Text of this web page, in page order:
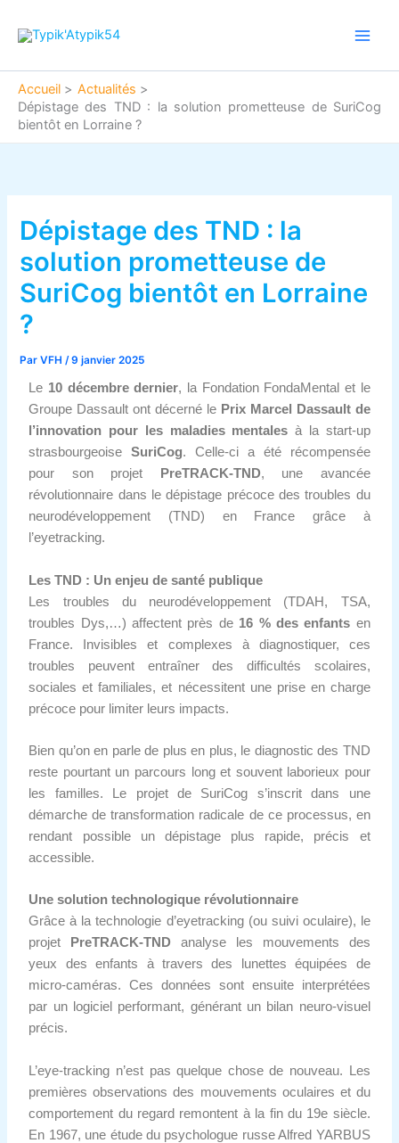
Accueil
Actualités
Dépistage des TND : la solution prometteuse de SuriCog
bientôt en Lorraine ?
Dépistage des TND : la
solution prometteuse de
SuriCog bientôt en Lorraine
?
ParVFH/9 janvier 2025
Le 10 décembre dernier, la Fondation FondaMental et le
Groupe Dassault ont décerné le Prix Marcel Dassault de
l’innovation pour les maladies mentales à la start-up
strasbourgeoiseSuriCog. Celle-ci a été récompensée
pour son projet
PreTRACK-TND, une avancée
révolutionnaire dans le dépistage précoce des troubles du
neurodéveloppement (TND) en France grâce à
l’eyetracking.
Les TND : Un enjeu de santé publique
Les troubles du neurodéveloppement (TDAH, TSA,
troubles Dys,…) affectent près de 16 % des enfants en
France. Invisibles et complexes à diagnostiquer, ces
troubles peuvent entraîner des difficultés scolaires,
sociales et familiales, et nécessitent une prise en charge
précoce pour limiter leurs impacts.
Bien qu’on en parle de plus en plus, le diagnostic des TND
reste pourtant un parcours long et souvent laborieux pour
les familles. Le projet de SuriCog s’inscrit dans une
démarche de transformation radicale de ce processus, en
rendant possible un dépistage plus rapide, précis et
accessible.
Une solution technologique révolutionnaire
Grâce à la technologie d’eyetracking (ou suivi oculaire), le
projet
PreTRACK-TND analyse les mouvements des
yeux des enfants à travers des lunettes équipées de
micro-caméras. Ces données sont ensuite interprétées
par un logiciel performant, générant un bilan neuro-visuel
précis.
L’eye-tracking n’est pas quelque chose de nouveau. Les
premières observations des mouvements oculaires et du
comportement du regard remontent à la fin du 19e siècle.
En 1967, une étude du psychologue russe Alfred YARBUS